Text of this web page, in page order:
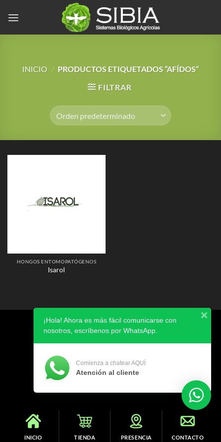
INICIO / PRODUCTOS ETIQUETADOS “AFÍDOS”
FILTRAR
HONGOS ENTOMOPATÓGENOS
Isarol
INICIO TIENDA PRESENCIA CONTACTO
AVISO DE PRIVACIDAD
Copyright 2026 ©
¡Hola! Ahora es más fácil comunicarse con
nosotros, escríbenos por WhatsApp.
Comienza a chatear AQUÍ
Atención al cliente